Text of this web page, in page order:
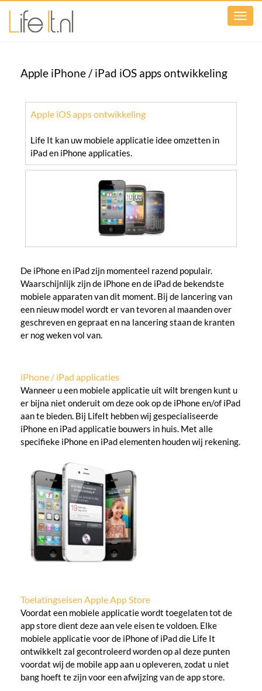
Apple iPhone / iPad iOS apps ontwikkeling
Apple iOS apps ontwikkeling
Life It kan uw mobiele applicatie idee omzetten in
iPad en iPhone applicaties.
De iPhone en iPad zijn momenteel razend populair.
Waarschijnlijk zijn de iPhone en de iPad de bekendste
mobiele apparaten van dit moment. Bij de lancering van
een nieuw model wordt er van tevoren al maanden over
geschreven en gepraat en na lancering staan de kranten
er nog weken vol van.
iPhone / iPad applicaties
Wanneer u een mobiele applicatie uit wilt brengen kunt u
er bijna niet onderuit om deze ook op de iPhone en/of iPad
aan te bieden. Bij LifeIt hebben wij gespecialiseerde
iPhone en iPad applicatie bouwers in huis. Met alle
specifieke iPhone en iPad elementen houden wij rekening.
Toelatingseisen Apple App Store
Voordat een mobiele applicatie wordt toegelaten tot de
app store dient deze aan vele eisen te voldoen. Elke
mobiele applicatie voor de iPhone of iPad die Life It
ontwikkelt zal gecontroleerd worden op al deze punten
voordat wij de mobile app aan u opleveren, zodat u niet
bang hoeft te zijn voor een afwijzing van de app store.